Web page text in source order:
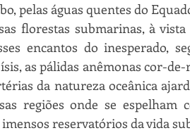
pelas águas quentes do
florestas submarinas, à
encantos do inesperado,
as pálidas anêmonas cor-
da natureza oceânica
regiões onde se espelham
reservatórios da vida